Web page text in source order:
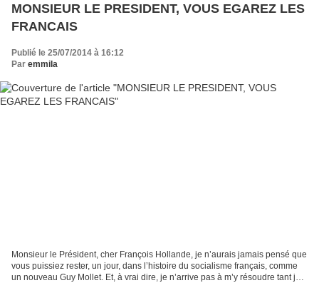
MONSIEUR LE PRESIDENT, VOUS EGAREZ LES
FRANCAIS
Publié le 25/07/2014 à 16:12
Par emmila
Monsieur le Président, cher François Hollande, je n’aurais jamais pensé que
vous puissiez rester, un jour, dans l’histoire du socialisme français, comme
un nouveau Guy Mollet. Et, à vrai dire, je n’arrive pas à m’y résoudre tant je